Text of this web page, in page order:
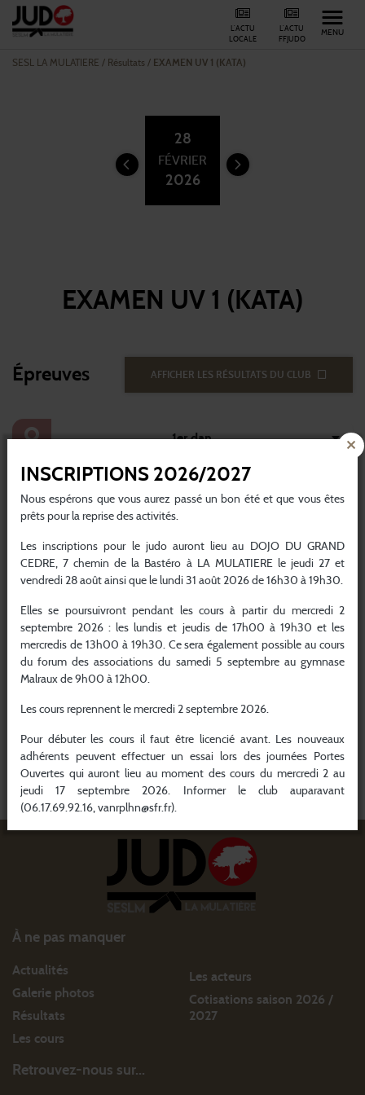
L'ACTU
FFJUDO
L'ACTU
LOCALE
MENU
SESL LA MULATIERE / Résultats / EXAMEN UV 1 (KATA)
28
FÉVRIER
2026
EXAMEN UV 1 (KATA)
Épreuves AFFICHER LES RÉSULTATS DU CLUB
1er dan
3ème dan
1er dan
4ème dan
À ne pas manquer
Actualités
Galerie photos
Résultats
Les cours
Les acteurs
Cotisations saison 2026 /
2027
Retrouvez-nous sur...
INSCRIPTIONS 2026/2027
Nous espérons que vous aurez passé un bon été et que vous êtes
prêts pour la reprise des activités.
Les inscriptions pour le judo auront lieu au DOJO DU GRAND
CEDRE, 7 chemin de la Bastéro à LA MULATIERE le jeudi 27 et
vendredi 28 août ainsi que le lundi 31 août 2026 de 16h30 à 19h30.
Elles se poursuivront pendant les cours à partir du mercredi 2
septembre 2026 : les lundis et jeudis de 17h00 à 19h30 et les
mercredis de 13h00 à 19h30. Ce sera également possible au cours
du forum des associations du samedi 5 septembre au gymnase
Malraux de 9h00 à 12h00.
Les cours reprennent le mercredi 2 septembre 2026.
Pour débuter les cours il faut être licencié avant. Les nouveaux
adhérents peuvent effectuer un essai lors des journées Portes
Ouvertes qui auront lieu au moment des cours du mercredi 2 au
jeudi 17 septembre 2026. Informer le club auparavant
(06.17.69.92.16, vanrplhn@sfr.fr).